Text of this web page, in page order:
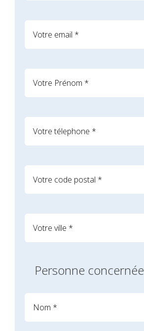
Personne concernée